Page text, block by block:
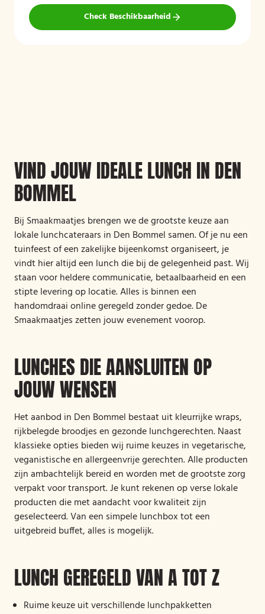
Check Beschikbaarheid
VIND JOUW IDEALE LUNCH IN DEN
BOMMEL
Bij Smaakmaatjes brengen we de grootste keuze aan
lokale lunchcateraars in Den Bommel samen. Of je nu een
tuinfeest of een zakelijke bijeenkomst organiseert, je
vindt hier altijd een lunch die bij de gelegenheid past. Wij
staan voor heldere communicatie, betaalbaarheid en een
stipte levering op locatie. Alles is binnen een
handomdraai online geregeld zonder gedoe. De
Smaakmaatjes zetten jouw evenement voorop.
LUNCHES DIE AANSLUITEN OP
JOUW WENSEN
Het aanbod in Den Bommel bestaat uit kleurrijke wraps,
rijkbelegde broodjes en gezonde lunchgerechten. Naast
klassieke opties bieden wij ruime keuzes in vegetarische,
veganistische en allergeenvrije gerechten. Alle producten
zijn ambachtelijk bereid en worden met de grootste zorg
verpakt voor transport. Je kunt rekenen op verse lokale
producten die met aandacht voor kwaliteit zijn
geselecteerd. Van een simpele lunchbox tot een
uitgebreid buffet, alles is mogelijk.
LUNCH GEREGELD VAN A TOT Z
Ruime keuze uit verschillende lunchpakketten